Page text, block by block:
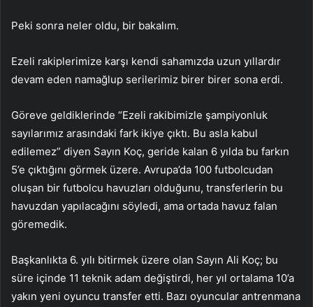
Peki sonra neler oldu, bir bakalım.
Ezeli rakiplerimize karşı kendi sahamızda uzun yıllardır
devam eden namağlup serilerimiz birer birer sona erdi.
Göreve geldiklerinde “Ezeli rakibimizle şampiyonluk
sayılarımız arasındaki fark ikiye çıktı. Bu asla kabul
edilemez” diyen Sayın Koç, geride kalan 6 yılda bu farkın
5’e çıktığını görmek üzere. Avrupa’da 100 futbolcudan
oluşan bir futbolcu havuzları olduğunu, transferlerin bu
havuzdan yapılacağını söyledi, ama ortada havuz falan
göremedik.
Başkanlıkta 6. yılı bitirmek üzere olan Sayın Ali Koç; bu
süre içinde 11 teknik adam değiştirdi, her yıl ortalama 10’a
yakın yeni oyuncu transfer etti. Bazı oyuncular antrenmana